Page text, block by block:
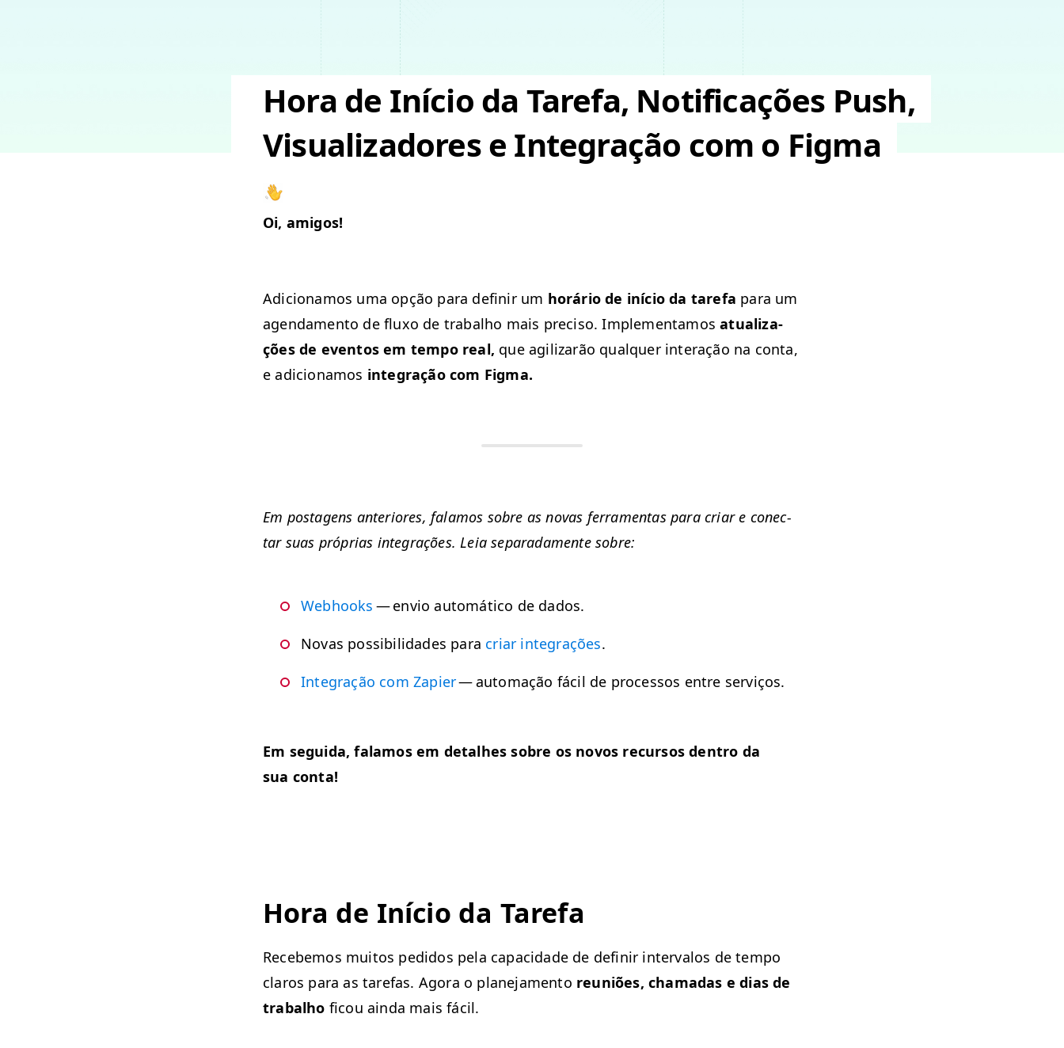
Hora de Início da Tarefa, Notificações Push,
Visualizadores e Integração com o Figma
Oi, ami­gos!
Adi­cionamos uma opção para definir um horário de iní­cio da tare­fa para um
agen­da­men­to de fluxo de tra­bal­ho mais pre­ciso. Imple­men­ta­mosatu­al­iza­
ções de even­tos em tem­po real, que agilizarão qual­quer inter­ação na con­ta,
e adi­cionamos inte­gração com Figma.
Em posta­gens ante­ri­ores, falam­os sobre as novas fer­ra­men­tas para cri­ar e conec­
tar suas próprias inte­grações. Leia sep­a­rada­mente sobre:
Web­hooks — envio automáti­co de dados.
Novas pos­si­bil­i­dades para cri­ar inte­grações.
Inte­gração com Zapi­er— automação fácil de proces­sos entre serviços.
Em segui­da, falam­os em detal­h­es sobre os novos recur­sos den­tro da
sua conta!
Hora de Iní­cio da Tarefa
Recebe­mos muitos pedi­dos pela capaci­dade de definir inter­va­l­os de tem­po
claros para as tare­fas. Ago­ra o plane­ja­men­to reuniões, chamadas e dias de
tra­bal­ho ficou ain­da mais fácil.